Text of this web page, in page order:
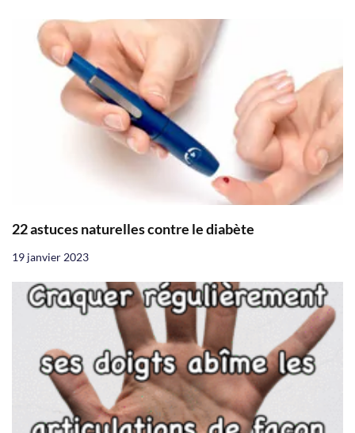
22 astuces naturelles contre le diabète
19 janvier 2023